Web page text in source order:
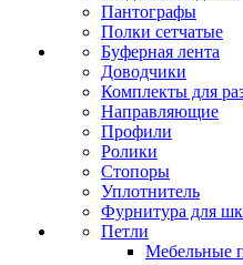
Пантографы
Полки сетчатые
Буферная лента
Доводчики
Комплекты для
Направляющие
Профили
Ролики
Стопоры
Уплотнитель
Фурнитура для
Петли
Мебельные